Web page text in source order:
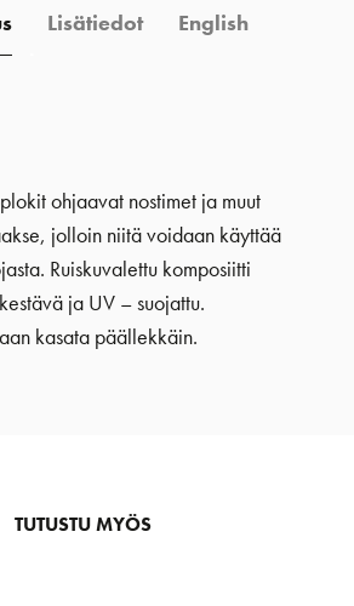
Lisätiedot English
ohjaavat nostimet ja muut
jolloin niitä voidaan käyttää
Ruiskuvalettu komposiitti
ja UV – suojattu.
kasata päällekkäin.
TUTUSTU MYÖS